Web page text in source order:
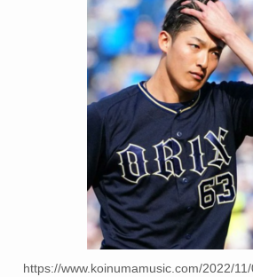
https://www.koinumamusic.com/2022/